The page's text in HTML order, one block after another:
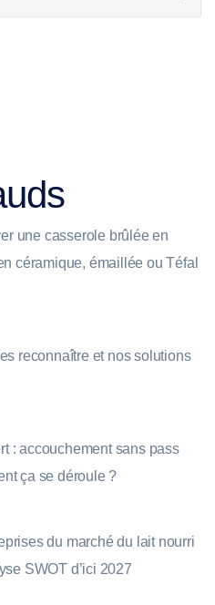
une casserole brûlée en
céramique, émaillée ou Téfal
reconnaître et nos solutions
: accouchement sans pass
ça se déroule ?
du marché du lait nourri
SWOT d’ici 2027